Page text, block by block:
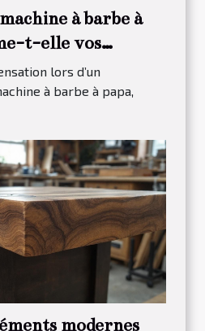
à barbe à
t-elle vos
lors d’un
à barbe à papa,
modernes